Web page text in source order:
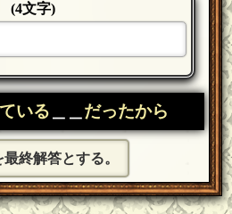
(4文字)
いる だったから
終解答とする。